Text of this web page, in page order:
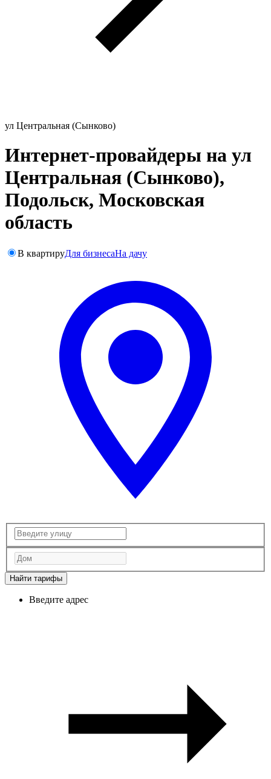
ул Центральная (Сынково)
Интернет-провайдеры на ул
Центральная (Сынково),
Подольск, Московская
область
В квартируДля бизнесаНа дачу
Найти тарифы
Введите адрес